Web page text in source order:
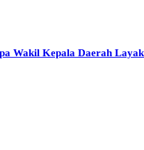
Wakil Kepala Daerah